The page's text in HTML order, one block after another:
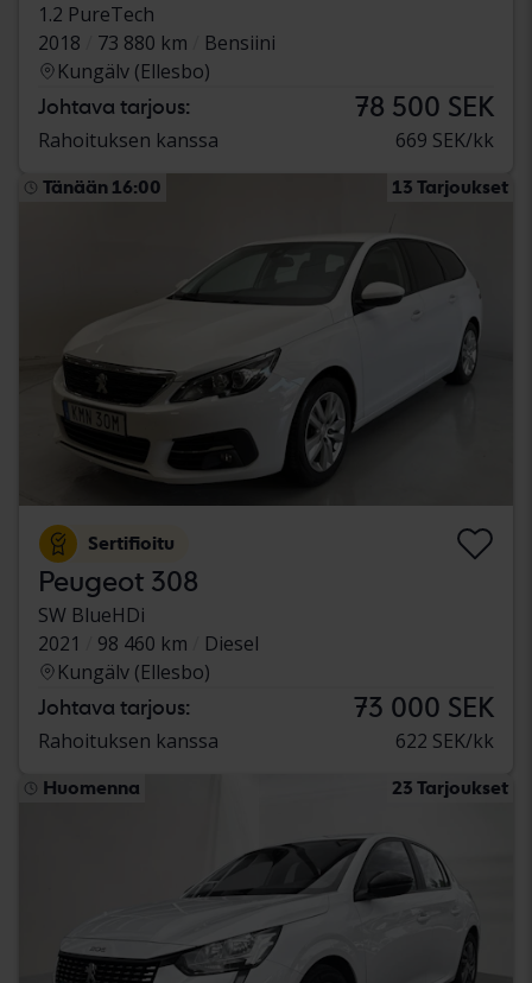
1.2 PureTech
2018
73 880 km
Bensiini
Kungälv (Ellesbo)
Johtava tarjous: 78 500 SEK
Rahoituksen kanssa 669 SEK/kk
Tänään 16:00 13 Tarjoukset
Sertifioitu
Peugeot 308
SW BlueHDi
2021
98 460 km
Diesel
Kungälv (Ellesbo)
Johtava tarjous: 73 000 SEK
Rahoituksen kanssa 622 SEK/kk
Huomenna 23 Tarjoukset